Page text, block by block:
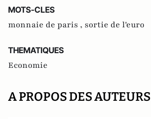
MOTS-CLES
monnaie de paris , sortie de l'euro
THEMATIQUES
Economie
A PROPOS DES AUTEURS